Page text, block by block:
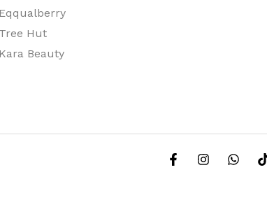
Eqqualberry
Tree Hut
Kara Beauty